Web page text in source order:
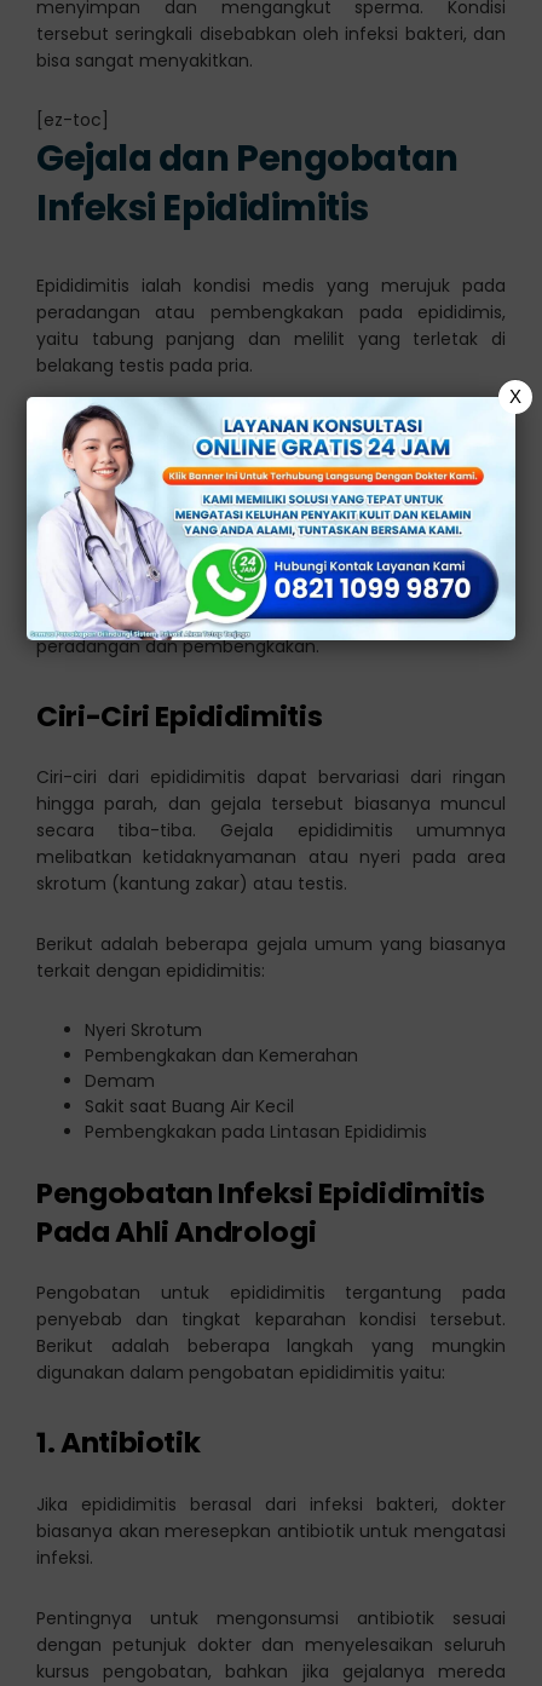
menyimpan dan mengangkut sperma. Kondisi
tersebut seringkali disebabkan oleh infeksi bakteri, dan
bisa sangat menyakitkan.
[ez-toc]
Gejala dan Pengobatan
Infeksi Epididimitis
Epididimitis ialah kondisi medis yang merujuk pada
peradangan atau pembengkakan pada epididimis,
yaitu tabung panjang dan melilit yang terletak di
belakang testis pada pria.
Epididimis juga mempunyai peran penting dalam
menyimpan dan mengangkut sperma. Kondisi
tersebut seringkali pemicunya berasal dari infeksi
bakteri, dan bisa sangat menyakitkan.
Epididimitis biasanya juga disebabkan oleh infeksi
bakteri. Bakteri ini bisa masuk ke epididimis atau
saluran yang terhubung dapat menyebabkan
peradangan dan pembengkakan.
Ciri-Ciri Epididimitis
Ciri-ciri dari epididimitis dapat bervariasi dari ringan
hingga parah, dan gejala tersebut biasanya muncul
secara tiba-tiba. Gejala epididimitis umumnya
melibatkan ketidaknyamanan atau nyeri pada area
skrotum (kantung zakar) atau testis.
Berikut adalah beberapa gejala umum yang biasanya
terkait dengan epididimitis:
Nyeri Skrotum
Pembengkakan dan Kemerahan
Demam
Sakit saat Buang Air Kecil
Pembengkakan pada Lintasan Epididimis
Pengobatan Infeksi Epididimitis
Pada Ahli Andrologi
Pengobatan untuk epididimitis tergantung pada
penyebab dan tingkat keparahan kondisi tersebut.
Berikut adalah beberapa langkah yang mungkin
digunakan dalam pengobatan epididimitis yaitu:
1.Antibiotik
Jika epididimitis berasal dari infeksi bakteri, dokter
biasanya akan meresepkan antibiotik untuk mengatasi
infeksi.
Pentingnya untuk mengonsumsi antibiotik sesuai
dengan petunjuk dokter dan menyelesaikan seluruh
kursus pengobatan, bahkan jika gejalanya mereda
X